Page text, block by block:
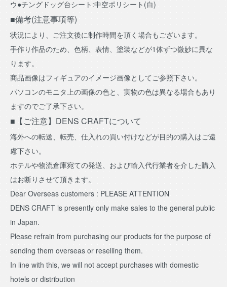
ウ●チングドッグ台シート:中空ポリシート(白)
■備考(注意事項等)
状況により、ご注文後に制作時間を頂く場合もございます。
手作り作品のため、色柄、表情、塗装などが1体ずつ微妙に異な
ります。
商品画像はフィギュアのイメージ画像としてご参照下さい。
パソコンのモニタ上の画像の色と、実物の色は異なる場合もあり
ますのでご了承下さい。
■【ご注意】DENS CRAFTについて
海外への転送、転売、仕入れの買い付けなどが目的の購入はご遠
慮下さい。
ホテルや物流倉庫宛ての発送、および輸入代行業者を介した購入
はお断りさせて頂きます。
Dear Overseas customers : PLEASE ATTENTION
DENS CRAFT is presently only make sales to the general public
in Japan.
Please refrain from purchasing our products for the purpose of
sending them overseas or reselling them.
In line with this, we will not accept purchases with domestic
hotels or distribution